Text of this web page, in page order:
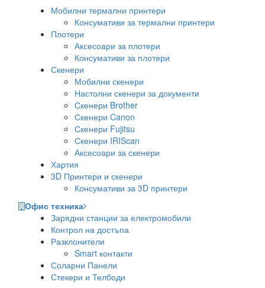
Мобилни термални принтери
Консумативи за термални принтери
Плотери
Аксесоари за плотери
Консумативи за плотери
Скенери
Мобилни скенери
Настолни скенери за документи
Скенери Brother
Скенери Canon
Скенери Fujitsu
Скенери IRIScan
Аксесоари за скенери
Хартия
3D Принтери и скенери
Консумативи за 3D принтери
Офис техника
Зарядни станции за електромобили
Контрол на достъпа
Разклонители
Smart контакти
Соларни Панели
Стекери и Телбоди